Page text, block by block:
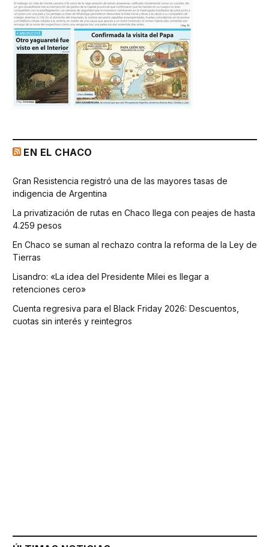
EN EL CHACO
Gran Resistencia registró una de las mayores tasas de
indigencia de Argentina
La privatización de rutas en Chaco llega con peajes de hasta
4.259 pesos
En Chaco se suman al rechazo contra la reforma de la Ley de
Tierras
Lisandro: «La idea del Presidente Milei es llegar a
retenciones cero»
Cuenta regresiva para el Black Friday 2026: Descuentos,
cuotas sin interés y reintegros